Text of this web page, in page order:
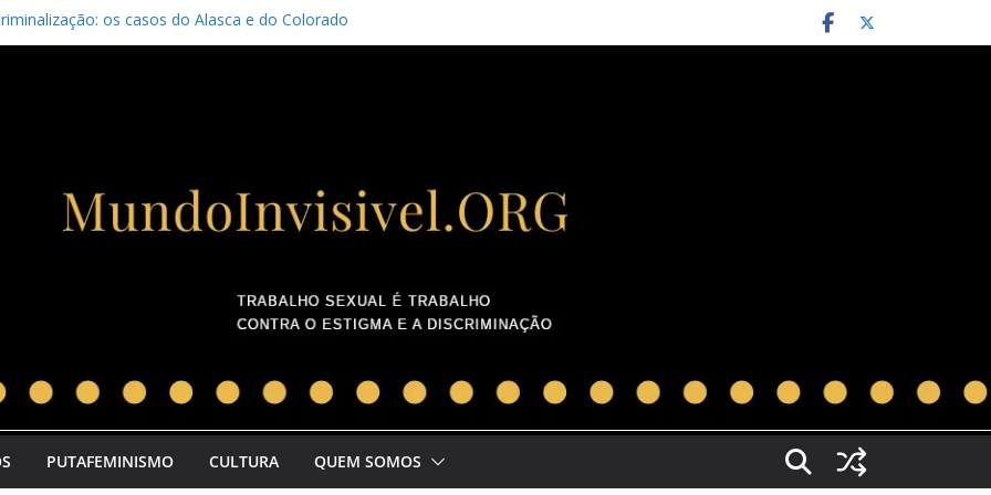
os casos do Alasca e do Colorado
com um incel
PUTAFEMINISMO CULTURA QUEM SOMOS